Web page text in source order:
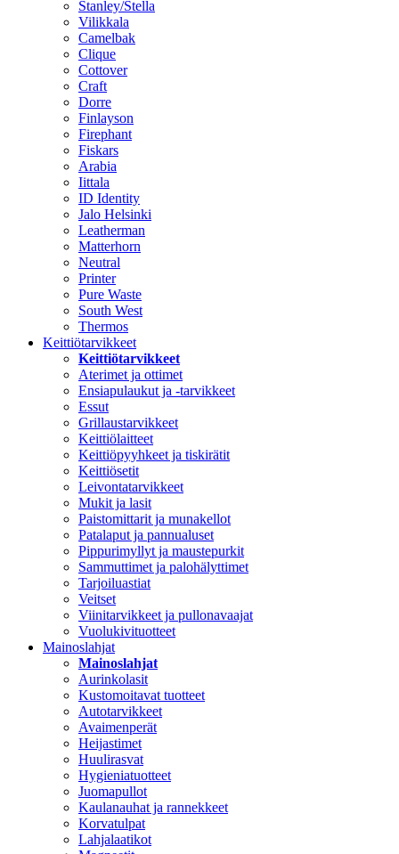
Stanley/Stella
Vilikkala
Camelbak
Clique
Cottover
Craft
Dorre
Finlayson
Firephant
Fiskars
Arabia
Iittala
ID Identity
Jalo Helsinki
Leatherman
Matterhorn
Neutral
Printer
Pure Waste
South West
Thermos
Keittiötarvikkeet
Keittiötarvikkeet
Aterimet ja ottimet
Ensiapulaukut ja -tarvikkeet
Essut
Grillaustarvikkeet
Keittiölaitteet
Keittiöpyyhkeet ja tiskirätit
Keittiösetit
Leivontatarvikkeet
Mukit ja lasit
Paistomittarit ja munakellot
Patalaput ja pannualuset
Pippurimyllyt ja maustepurkit
Sammuttimet ja palohälyttimet
Tarjoiluastiat
Veitset
Viinitarvikkeet ja pullonavaajat
Vuolukivituotteet
Mainoslahjat
Mainoslahjat
Aurinkolasit
Kustomoitavat tuotteet
Autotarvikkeet
Avaimenperät
Heijastimet
Huulirasvat
Hygieniatuotteet
Juomapullot
Kaulanauhat ja rannekkeet
Korvatulpat
Lahjalaatikot